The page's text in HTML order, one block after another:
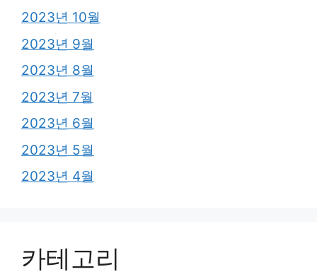
2023년 10월
2023년 9월
2023년 8월
2023년 7월
2023년 6월
2023년 5월
2023년 4월
카테고리